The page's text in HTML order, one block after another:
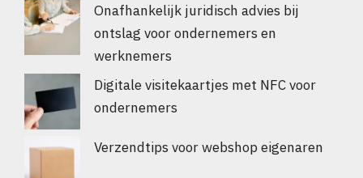
Onafhankelijk juridisch advies bij
ontslag voor ondernemers en
werknemers
Digitale visitekaartjes met NFC voor
ondernemers
Verzendtips voor webshop eigenaren